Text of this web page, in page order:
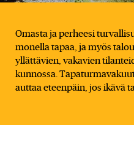
Omasta ja perheesi
monella tapaa, ja myös
yllättävien, vakavien
kunnossa.
auttaa eteenpäin, jos ikävä